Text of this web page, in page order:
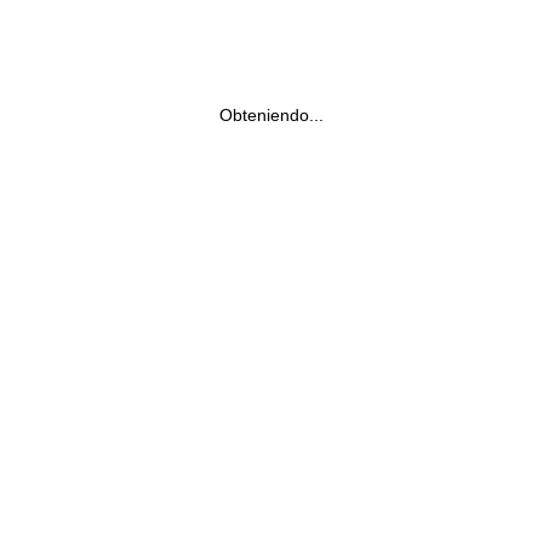
Obteniendo...